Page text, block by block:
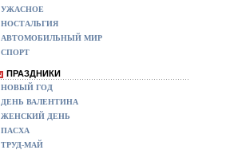
УЖАСНОЕ
НОСТАЛЬГИЯ
АВТОМОБИЛЬНЫЙ МИР
СПОРТ
ПРАЗДНИКИ
НОВЫЙ ГОД
ДЕНЬ ВАЛЕНТИНА
ЖЕНСКИЙ ДЕНЬ
ПАСХА
ТРУД-МАЙ